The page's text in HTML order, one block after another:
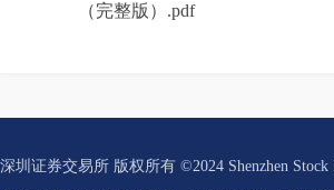
（完整版）.pdf
深圳证券交易所 版权所有 ©2024 Shenzhen Stock